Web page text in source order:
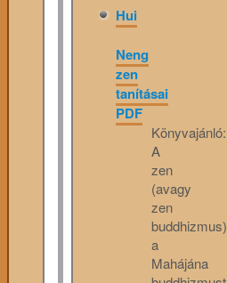
Hui
Neng
zen
tanításai
PDF
Könyvajánló:
A
zen
(avagy
zen
buddhizmus)
a
Mahájána